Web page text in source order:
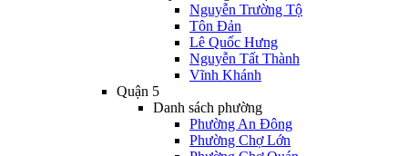
Nguyễn Trường Tộ
Tôn Đản
Lê Quốc Hưng
Nguyễn Tất Thành
Vĩnh Khánh
Quận 5
Danh sách phường
Phường An Đông
Phường Chợ Lớn